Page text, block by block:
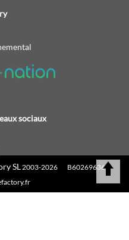
devis
sociaux
SL 2003-2026 B60269636 |